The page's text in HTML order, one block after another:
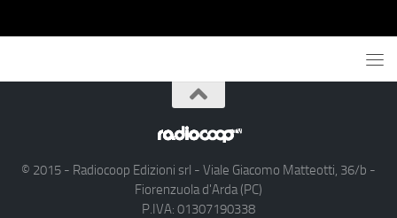
© 2015 - Radiocoop Edizioni srl - Viale Giacomo Matteotti, 36/b -
Fiorenzuola d'Arda (PC)
P.IVA: 01307190338